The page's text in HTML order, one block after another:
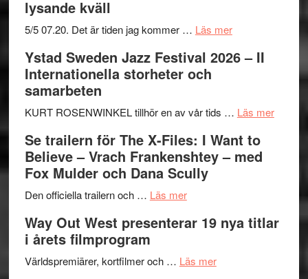
lysande kväll
5/5 07.20. Det är tiden jag kommer … Läs merom
Håkan
Huskvarna
Park
–
kväll
Ystad Sweden Jazz Festival 2026 – II
Internationella storheter och
samarbeten
KURT ROSENWINKEL tillhör en av vår tids … Läs merom
II
Se trailern för The X-Files: I Want to
Believe – Vrach Frankenshtey – med
Fox Mulder och Dana Scully
Den officiella trailern och … Läs merom
trailern
The
Way Out West presenterar 19 nya titlar
i årets filmprogram
Världspremiärer, kortfilmer och … Läs merom